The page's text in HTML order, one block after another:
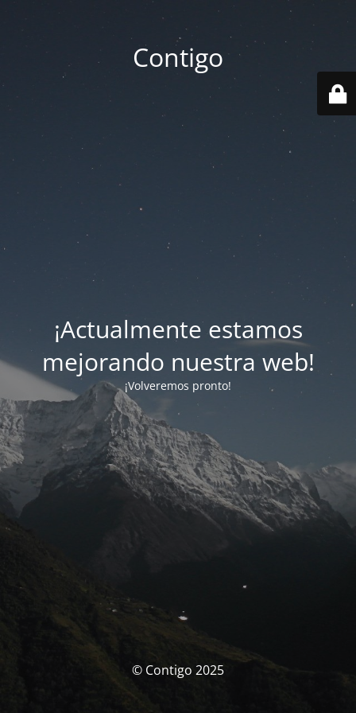
Contigo
¡Actualmente estamos
mejorando nuestra web!
¡Volveremos pronto!
© Contigo 2025